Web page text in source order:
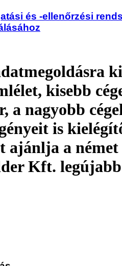
és -ellenőrzési
kisebb
a nagyobb
is
ajánlja a
Kft.